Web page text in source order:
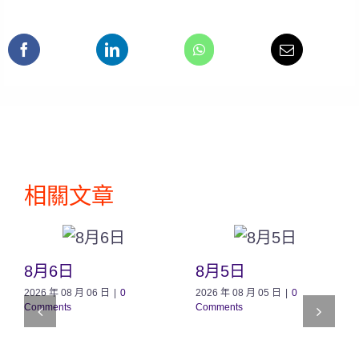
相關文章
8月6日
2026 年 08 月 06 日 | 0
Comments
8月5日
2026 年 08 月 05 日 | 0
Comments